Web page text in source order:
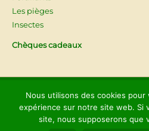
Les pièges
Insectes
Chèques cadeaux
© 2026Les
Mentions légales
Nous utilisons des cookies pour
expérience sur notre site web. Si
site, nous supposerons que